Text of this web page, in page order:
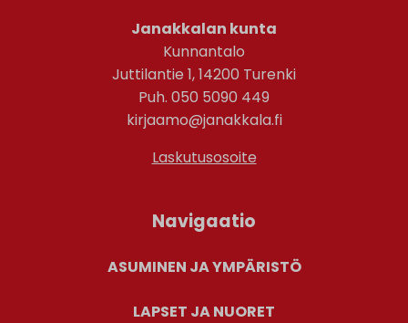
Janakkalan kunta
Kunnantalo
Juttilantie 1, 14200 Turenki
Puh. 050 5090 449
kirjaamo@janakkala.fi
Laskutusosoite
Navigaatio
ASUMINEN JA YMPÄRISTÖ
LAPSET JA NUORET